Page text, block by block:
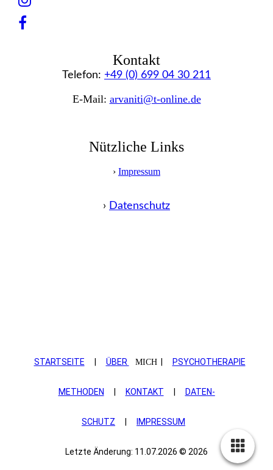
Kontakt
Telefon: +49 (0) 699 04 30 211
E-Mail: arvaniti@t-online.de
Nützliche Links
› Impressum
› Datenschutz
STARTSEITE ÜBER MICH| PSYCHOTHERAPIE
METHODEN KONTAKT DATEN­
SCHUTZ IMPRESSUM
Letzte Änderung: 11.07.2026 © 2026